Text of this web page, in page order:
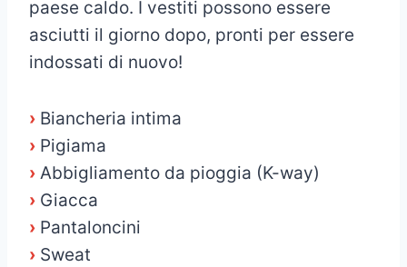
paese caldo. I vestiti possono essere
asciutti il giorno dopo, pronti per essere
indossati di nuovo!
› Biancheria intima
› Pigiama
› Abbigliamento da pioggia (K-way)
› Giacca
› Pantaloncini
› Sweat